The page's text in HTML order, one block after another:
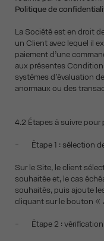
Politique de
La Société est en droit
un Client avec lequel il
paiement d’une
aux présentes
systèmes d’évaluation
anormaux ou des
4.2 Étapes à suivre pour
- Étape 1 : sélection
Sur le Site, le client
souhaitée et, le cas
souhaités, puis ajoute
cliquant sur le bouton «
- Étape 2 : vérification